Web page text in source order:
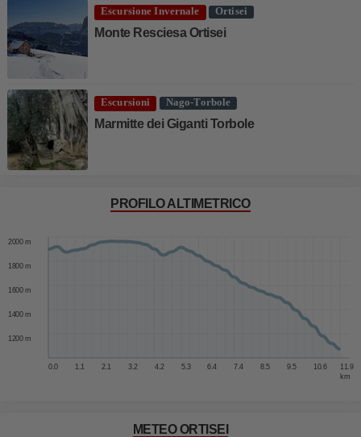
Escursione Invernale Ortisei
Monte Resciesa Ortisei
Escursioni Nago-Torbole
Marmitte dei Giganti Torbole
PROFILO ALTIMETRICO
0.0 1.1 2.1 3.2 4.2 5.3 6.4 7.4 8.5 9.5 10.6
11.9
km
1200 m
1400 m
1600 m
1800 m
2000 m
METEO ORTISEI